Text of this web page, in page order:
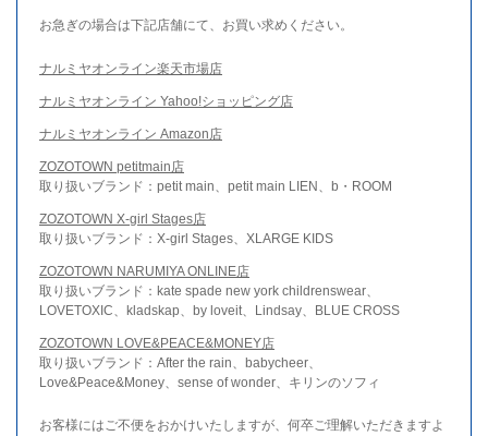
お急ぎの場合は下記店舗にて、お買い求めください。
ナルミヤオンライン楽天市場店
ナルミヤオンライン Yahoo!ショッピング店
ナルミヤオンライン Amazon店
ZOZOTOWN petitmain店
取り扱いブランド：petit main、petit main LIEN、b・ROOM
ZOZOTOWN X-girl Stages店
取り扱いブランド：X-girl Stages、XLARGE KIDS
ZOZOTOWN NARUMIYA ONLINE店
取り扱いブランド：kate spade new york childrenswear、
LOVETOXIC、kladskap、by loveit、Lindsay、BLUE CROSS
ZOZOTOWN LOVE&PEACE&MONEY店
取り扱いブランド：After the rain、babycheer、
Love&Peace&Money、sense of wonder、キリンのソフィ
お客様にはご不便をおかけいたしますが、何卒ご理解いただきますよ